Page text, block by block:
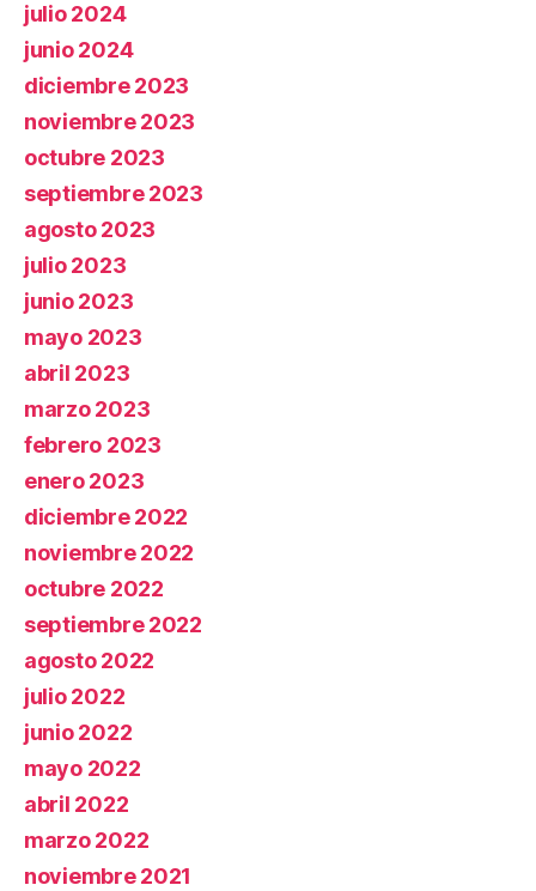
julio 2024
junio 2024
diciembre 2023
noviembre 2023
octubre 2023
septiembre 2023
agosto 2023
julio 2023
junio 2023
mayo 2023
abril 2023
marzo 2023
febrero 2023
enero 2023
diciembre 2022
noviembre 2022
octubre 2022
septiembre 2022
agosto 2022
julio 2022
junio 2022
mayo 2022
abril 2022
marzo 2022
noviembre 2021